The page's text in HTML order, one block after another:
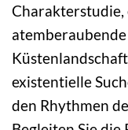
existentielle
den Rhythmen